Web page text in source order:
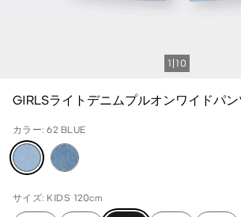
1 10
GIRLSライトデニムプルオンワイドパン
カラー: 62 BLUE
サイズ: KIDS 120cm